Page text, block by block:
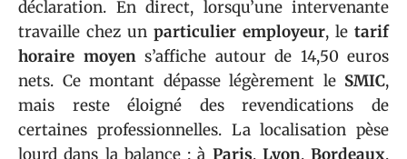
déclaration. En direct, lorsqu’une intervenante
travaille chez un particulier employeur, le tarif
horaire moyens’affiche autour de 14,50 euros
nets. Ce montant dépasse légèrement le SMIC,
mais reste éloigné des revendications de
certaines professionnelles. La localisation pèse
lourd dans la balance : à Paris, Lyon, Bordeaux,